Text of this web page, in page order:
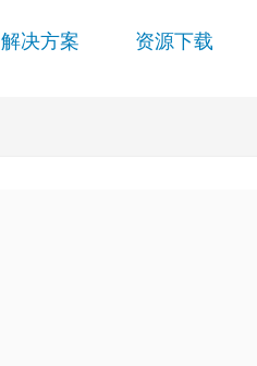
解决方案 资源下载